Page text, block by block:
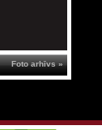
Foto arhīvs »